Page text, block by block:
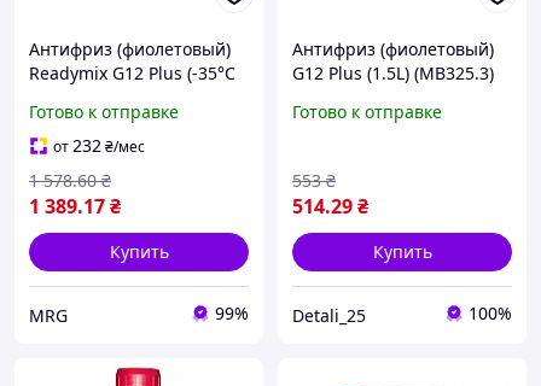
Антифриз (фиолетовый)
Readymix G12 Plus (-35°C
л)
Готово к отправке
от232₴/мес
1 389.17₴
1 578.60 ₴
Купить
MRG 99%
Антифриз (фиолетовый)
G12 Plus (1.5L) (MB325.3)
код SOA868V9270
Готово к отправке
514.29₴
553 ₴
Купить
Detali_25 100%